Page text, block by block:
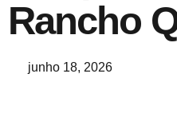
Rancho
junho 18, 2026